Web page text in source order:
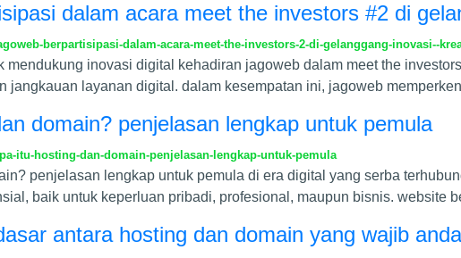
dalam acara meet the investors #2 di
berpartisipasi-dalam-acara-meet-the-investors-2-di-gelanggang-inovasi--
mendukung inovasi digital kehadiran jagoweb dalam meet the
jangkauan layanan digital. dalam kesempatan ini, jagoweb
domain? penjelasan lengkap untuk pemula
itu-hosting-dan-domain-penjelasan-lengkap-untuk-pemula
penjelasan lengkap untuk pemula di era digital yang serba
baik untuk keperluan pribadi, profesional, maupun bisnis. website
antara hosting dan domain yang wajib